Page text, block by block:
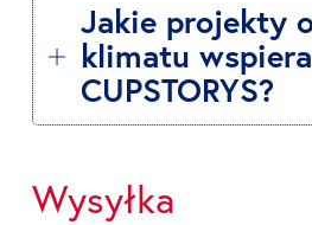
Jakie projekty
klimatu wspiera
CUPSTORYS?
Wysyłka